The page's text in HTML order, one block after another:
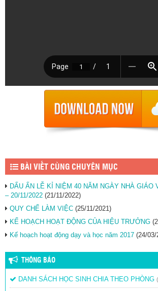
BÀI VIẾT CÙNG CHUYÊN MỤC
DẤU ẤN LỄ KỈ NIỆM 40 NĂM NGÀY NHÀ GIÁO
– 20/11/2022 (21/11/2022)
QUY CHẾ LÀM VIỆC (25/11/2021)
KẾ HOẠCH HOẠT ĐỘNG CỦA HIỆU TRƯỞNG
Kế hoạch hoạt động dạy và học năm 2017 (24/03/
THÔNG BÁO
DANH SÁCH HỌC SINH CHIA THEO PHÒNG